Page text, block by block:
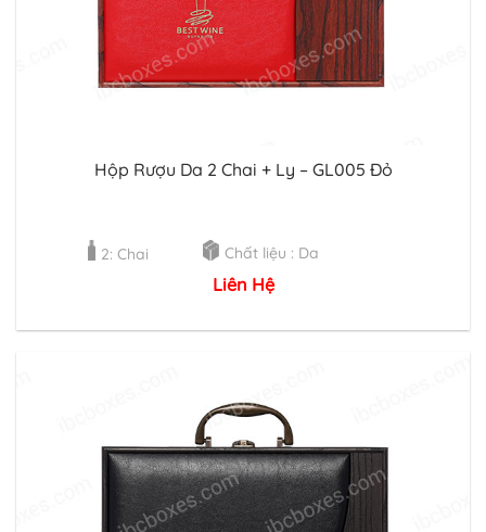
Hộp Rượu Da 2 Chai + Ly – GL005 Đỏ
2: Chai Chất liệu : Da
Liên Hệ